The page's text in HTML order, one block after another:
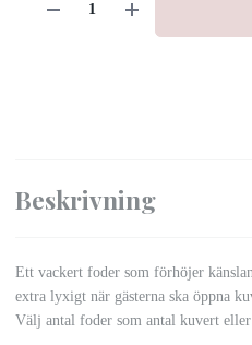
Beskrivning
Ett vackert foder som förhöjer
extra lyxigt när gästerna ska öppna
Välj antal foder som antal kuvert